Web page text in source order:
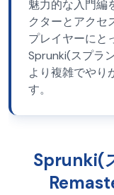
魅力的な入門編
クターとアクセ
プレイヤーにと
Sprunki(スプラ
より複雑でやり
す。
Sprunki(